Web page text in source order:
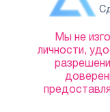
Мы не
личности,